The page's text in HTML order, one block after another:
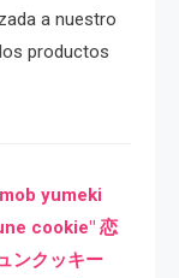
a nuestro
productos
yumeki
cookie" 恋
ンクッキー